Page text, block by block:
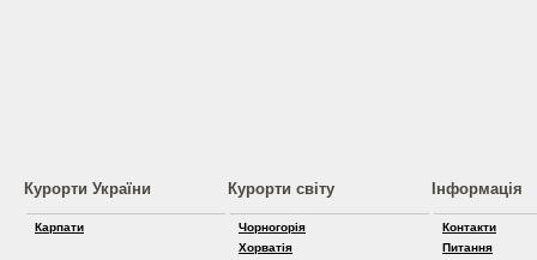
Курорти України
Карпати
Курорти світу
Чорногорія
Хорватія
Інформація
Контакти
Питання